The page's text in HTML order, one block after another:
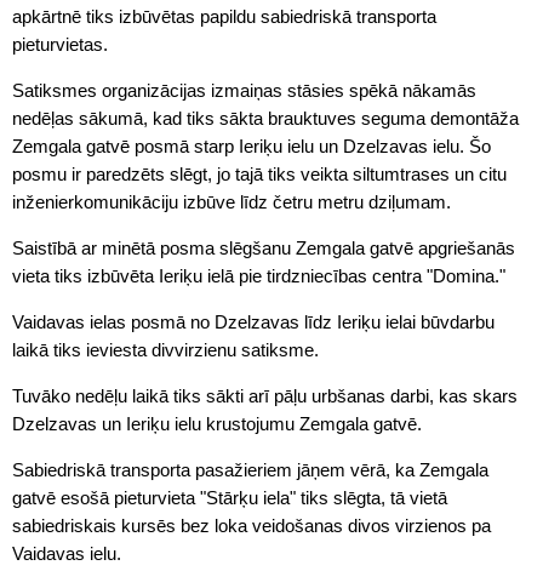
apkārtnē tiks izbūvētas papildu sabiedriskā transporta
pieturvietas.
Satiksmes organizācijas izmaiņas stāsies spēkā nākamās
nedēļas sākumā, kad tiks sākta brauktuves seguma demontāža
Zemgala gatvē posmā starp Ieriķu ielu un Dzelzavas ielu. Šo
posmu ir paredzēts slēgt, jo tajā tiks veikta siltumtrases un citu
inženierkomunikāciju izbūve līdz četru metru dziļumam.
Saistībā ar minētā posma slēgšanu Zemgala gatvē apgriešanās
vieta tiks izbūvēta Ieriķu ielā pie tirdzniecības centra "Domina."
Vaidavas ielas posmā no Dzelzavas līdz Ieriķu ielai būvdarbu
laikā tiks ieviesta divvirzienu satiksme.
Tuvāko nedēļu laikā tiks sākti arī pāļu urbšanas darbi, kas skars
Dzelzavas un Ieriķu ielu krustojumu Zemgala gatvē.
Sabiedriskā transporta pasažieriem jāņem vērā, ka Zemgala
gatvē esošā pieturvieta "Stārķu iela" tiks slēgta, tā vietā
sabiedriskais kursēs bez loka veidošanas divos virzienos pa
Vaidavas ielu.